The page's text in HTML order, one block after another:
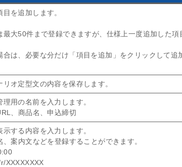
を追加します。
最大50件まで登録できますが、仕様上一度追加した項
は、必要な分だけ「項目を追加」をクリックして追
オ定型文の内容を保存します。
用の名前を入力します。
、商品名、申込締切
する内容を入力します。
、案内文などを登録することができます。
XXXXXXXX